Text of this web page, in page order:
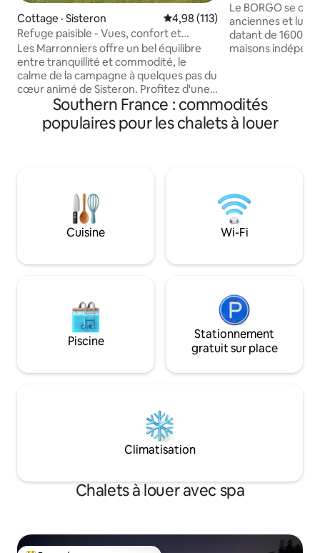
Cottage · Sisteron Note moyenne de 4,98 sur 5,
4,98 (113)
Refuge paisible - Vues, confort et
charme
Les Marronniers offre un bel équilibre
entre tranquillité et commodité, le
calme de la campagne à quelques pas du
cœur animé de Sisteron. Profitez d'une
connexion Wi-Fi gratuite, d'une cuisine
bien équipée avec une machine
Nespresso et des ustensiles de cuisine,
motos, et beaucoup de places de
stationnement. Facile d'accès en
voiture, en train ou en bus. C'est un
endroit où vous pouvez vraiment vous
vous.
Le BORGO se
anciennes et
datant de 1600.
maisons
jardin, la piscine,
de l’eau chaude,
forêt sont à
adapté pour
Southern France : commodités
populaires pour les chalets à louer
Cuisine Wi-Fi
Piscine
Stationnement
gratuit sur place
Climatisation
Chalets à louer avec spa